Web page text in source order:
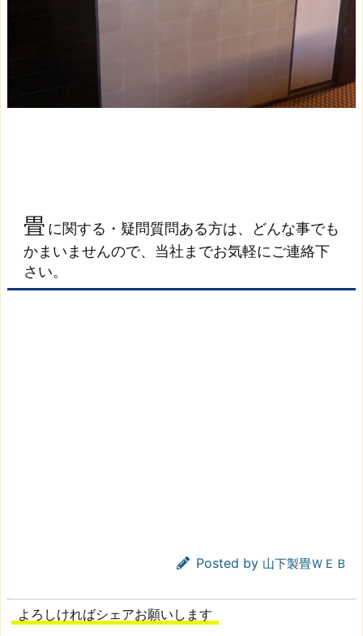
畳 に関する・疑問質問ある方は、どんな事でも
かまいませんので、当社までお気軽にご連絡下
さい。
Posted by 山下製畳ＷＥＢ
よろしければシェアお願いします